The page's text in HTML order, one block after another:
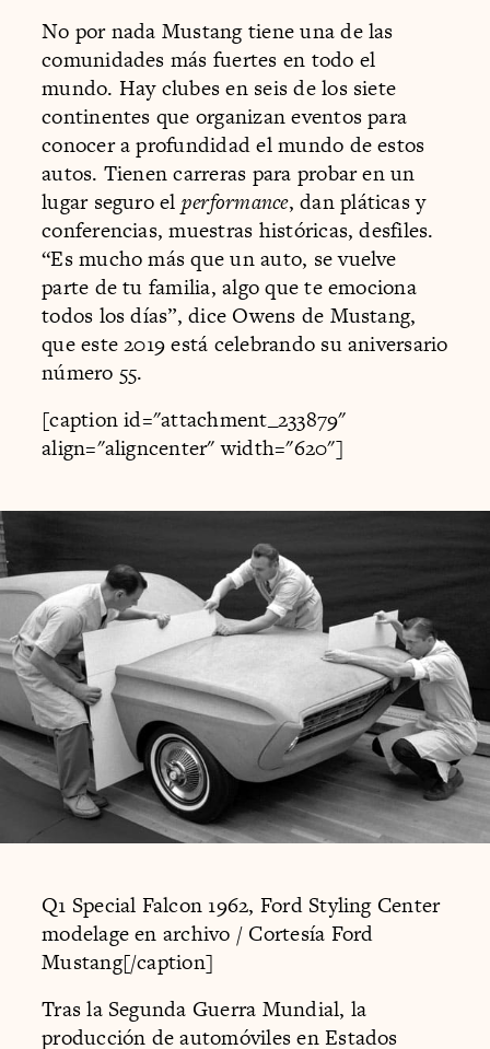
No por nada Mustang tiene una de las
comunidades más fuertes en todo el
mundo. Hay clubes en seis de los siete
continentes que organizan eventos para
conocer a profundidad el mundo de estos
autos. Tienen carreras para probar en un
lugar seguro el performance, dan pláticas y
conferencias, muestras históricas, desfiles.
“Es mucho más que un auto, se vuelve
parte de tu familia, algo que te emociona
todos los días”, dice Owens de Mustang,
que este 2019 está celebrando su aniversario
número 55.
[caption id="attachment_233879"
align="aligncenter" width="620"]
Q1 Special Falcon 1962, Ford Styling Center
modelage en archivo / Cortesía Ford
Mustang[/caption]
Tras la Segunda Guerra Mundial, la
producción de automóviles en Estados